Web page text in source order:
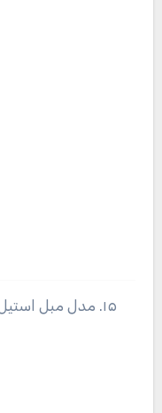
۱۵. مدل مبل استیل کلاسیک شیک و راحت ترکیه‌ای